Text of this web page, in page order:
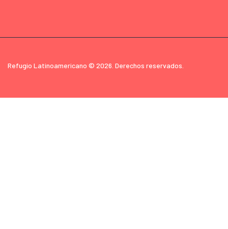
Refugio Latinoamericano © 2026. Derechos reservados.